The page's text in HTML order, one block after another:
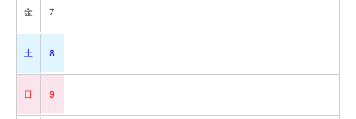
金 7
土 8
日 9